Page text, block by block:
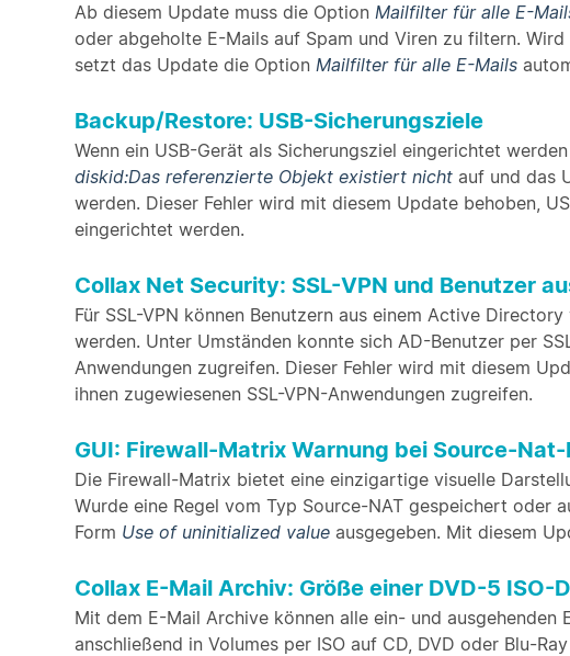
Ab diesem Update muss die Option Mailfilter für alle E-
oder abgeholte E-Mails auf Spam und Viren zu filtern.
setzt das Update die Option Mailfilter für alle E-Mails
Backup/Restore: USB-Sicherungsziele
Wenn ein USB-Gerät als Sicherungsziel eingerichtet
diskid:Das referenzierte Objekt existiert nicht auf und das
werden. Dieser Fehler wird mit diesem Update behoben,
eingerichtet werden.
Collax Net Security: SSL-VPN und Benutzer
Für SSL-VPN können Benutzern aus einem Active
werden. Unter Umständen konnte sich AD-Benutzer per
Anwendungen zugreifen. Dieser Fehler wird mit diesem
ihnen zugewiesenen SSL-VPN-Anwendungen zugreifen.
GUI: Firewall-Matrix Warnung bei Source-Nat-
Die Firewall-Matrix bietet eine einzigartige visuelle
Wurde eine Regel vom Typ Source-NAT gespeichert oder
Form Use of uninitialized value ausgegeben. Mit diesem
Collax E-Mail Archiv: Größe einer DVD-5 ISO-
Mit dem E-Mail Archive können alle ein- und
anschließend in Volumes per ISO auf CD, DVD oder Blu-